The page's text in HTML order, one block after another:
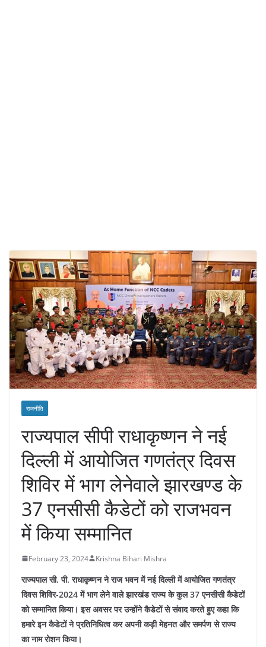
राजनीति
राज्यपाल सीपी राधाकृष्णन ने नई
दिल्ली में आयोजित गणतंत्र दिवस
शिविर में भाग लेनेवाले झारखण्ड के
37 एनसीसी कैडेटों को राजभवन
में किया सम्मानित
February 23, 2024 Krishna Bihari Mishra
राज्यपाल सी. पी. राधाकृष्णन ने राज भवन में नई दिल्ली में आयोजित गणतंत्र
दिवस शिविर-2024 में भाग लेने वाले झारखंड राज्य के कुल 37 एनसीसी कैडेटों
को सम्मानित किया। इस अवसर पर उन्होंने कैडेटों से संवाद करते हुए कहा कि
हमारे इन कैडेटों ने प्रतिनिधित्व कर अपनी कड़ी मेहनत और समर्पण से राज्य
का नाम रोशन किया।